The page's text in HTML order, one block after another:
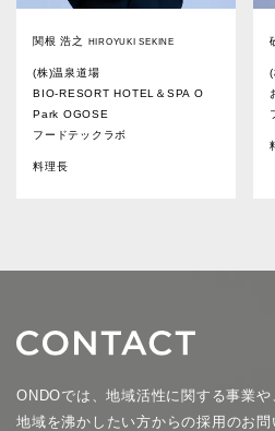
関根 浩之 HIROYUKI SEKINE
(株)温泉道場
BIO-RESORT HOTEL＆SPA O
Park OGOSE
フードテックラボ
料理長
(
ONDOでは、地域活性に関する事業
地域を沸かしたい方からの採用のお